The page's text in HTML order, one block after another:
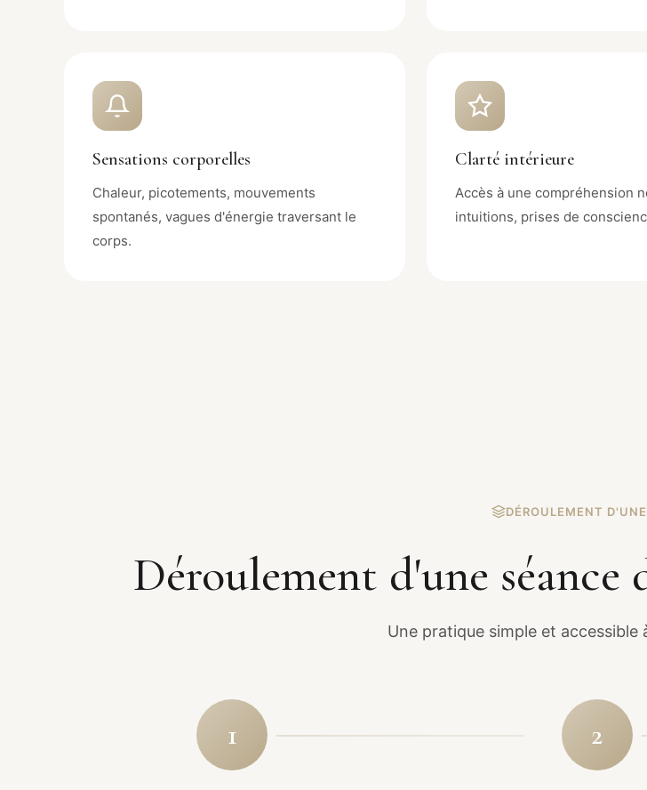
Sensations corporelles
Chaleur, picotements, mouvements
spontanés, vagues d'énergie traversant le
corps.
Clarté intérieure
Accès à une compréhension
intuitions, prises de
DÉROULEMENT
Déroulement d'une
Une pratique simple et accessible
1 2